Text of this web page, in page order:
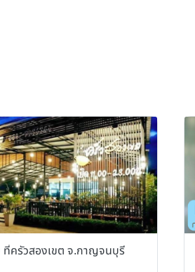
ที่ครัวสองเขต จ.กาญจนบุรี